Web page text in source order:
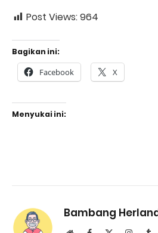
Post Views:964
Bagikan ini:
Facebook X
Menyukai ini:
Bambang